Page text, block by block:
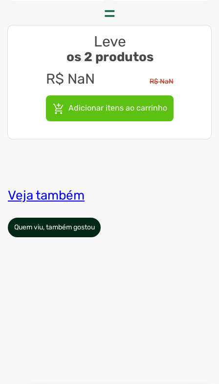
Leve
os 2 produtos
R$ NaN R$NaN
Adicionar itens ao carrinho
Veja também
Quem viu, também gostou